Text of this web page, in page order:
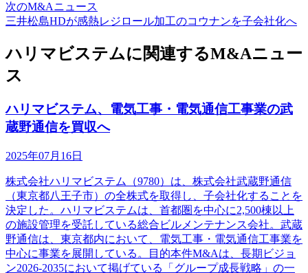
次のM&Aニュース
三井松島HDが感熱レジロール加工のコウナンを子会社化へ
ハリマビステムに関連するM&Aニュー
ス
ハリマビステム、電気工事・電気通信工事業の武
蔵野通信を買収へ
2025年07月16日
株式会社ハリマビステム（9780）は、株式会社武蔵野通信
（東京都八王子市）の全株式を取得し、子会社化することを
決定した。ハリマビステムは、首都圏を中心に2,500棟以上
の施設管理を受託している総合ビルメンテナンス会社。武蔵
野通信は、東京都内において、電気工事・電気通信工事業を
中心に事業を展開している。目的本件M&Aは、長期ビジョ
ン2026-2035において掲げている「グループ成長戦略」の一